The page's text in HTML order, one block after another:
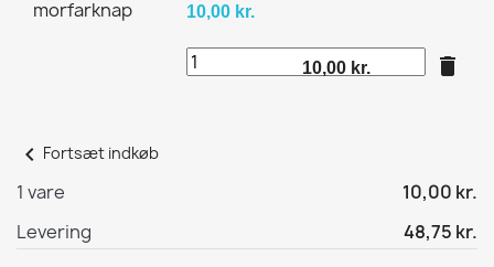
10,00 kr.
10,00 kr. delete
chevron_left Fortsæt indkøb
1 vare
10,00 kr.
Levering
48,75 kr.